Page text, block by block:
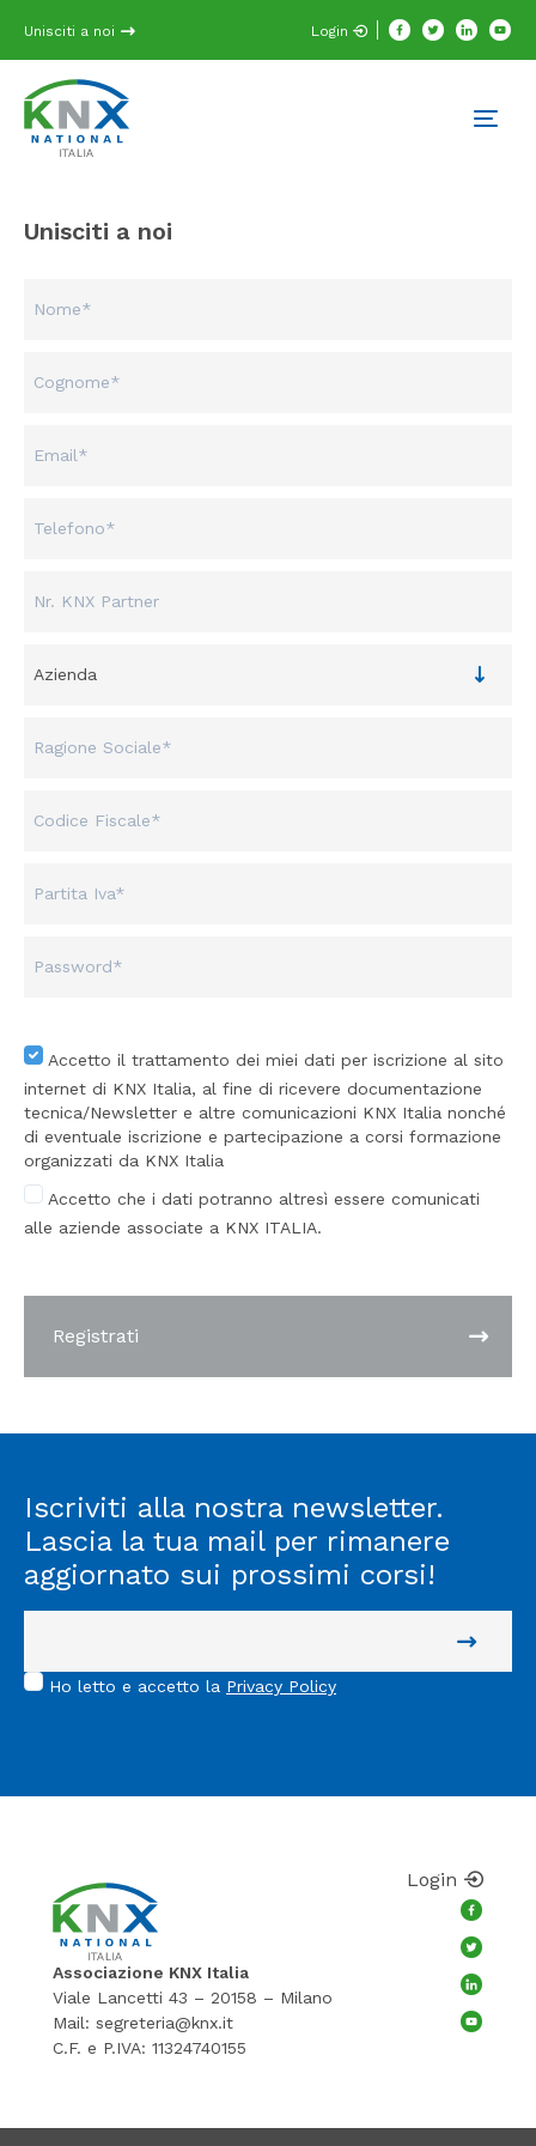
Unisciti a noi Login
Unisciti a noi
Accetto il trattamento dei miei dati per iscrizione al sito
internet di KNX Italia, al fine di ricevere documentazione
tecnica/Newsletter e altre comunicazioni KNX Italia nonché
di eventuale iscrizione e partecipazione a corsi formazione
organizzati da KNX Italia
Accetto che i dati potranno altresì essere comunicati
alle aziende associate a KNX ITALIA.
Registrati
Iscriviti alla nostra newsletter.
Lascia la tua mail per rimanere
aggiornato sui prossimi corsi!
Ho letto e accetto la Privacy Policy
Associazione KNX Italia
Viale Lancetti 43 – 20158 – Milano
Mail: segreteria@knx.it
C.F. e P.IVA: 11324740155
Login